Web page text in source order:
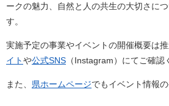
ークの魅力、自然と人の共生の大切さに
す。
実施予定の事業やイベントの開催概要は
イトや公式SNS （Instagram）にてご確認
また、 県ホームページでもイベント情報